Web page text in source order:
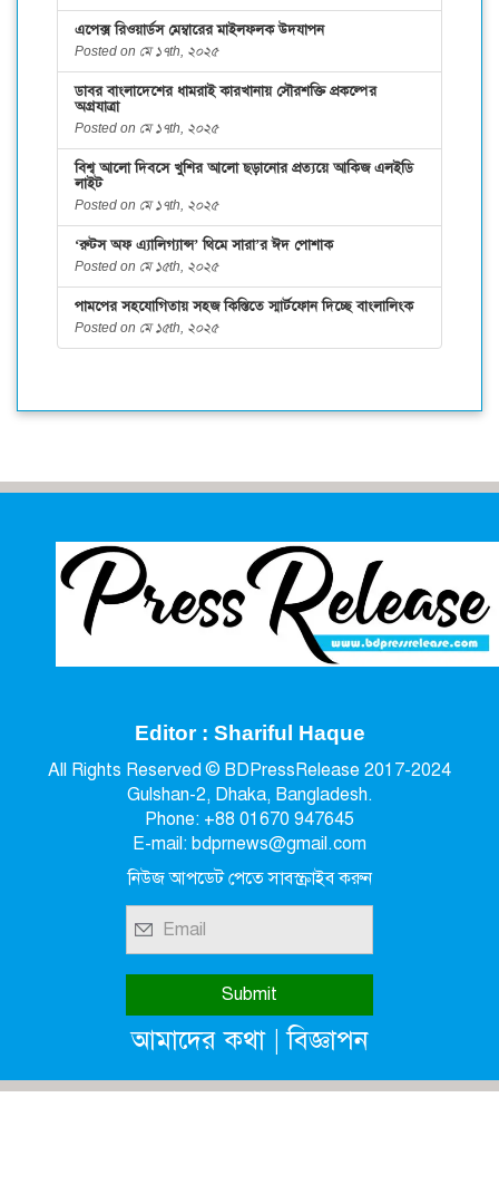
এপেক্স রিওয়ার্ডস মেম্বারের মাইলফলক উদযাপন
Posted on মে ১৭th, ২০২৫
ডাবর বাংলাদেশের ধামরাই কারখানায় সৌরশক্তি প্রকল্পের
অগ্রযাত্রা
Posted on মে ১৭th, ২০২৫
বিশ্ব আলো দিবসে খুশির আলো ছড়ানোর প্রত্যয়ে আকিজ এলইডি
লাইট
Posted on মে ১৭th, ২০২৫
‘রুটস অফ এ্যালিগ্যান্স’ থিমে সারা’র ঈদ পোশাক
Posted on মে ১৫th, ২০২৫
পামপের সহযোগিতায় সহজ কিস্তিতে স্মার্টফোন দিচ্ছে বাংলালিংক
Posted on মে ১৫th, ২০২৫
Editor : Shariful Haque
All Rights Reserved © BDPressRelease 2017-2024
Gulshan-2, Dhaka, Bangladesh.
Phone: +88 01670 947645
E-mail: bdprnews@gmail.com
নিউজ আপডেট পেতে সাবস্ক্রাইব করুন
আমাদের কথা|বিজ্ঞাপন